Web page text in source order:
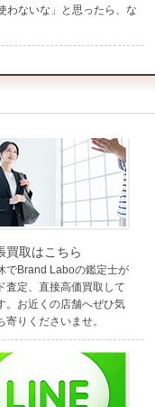
わないな」と思ったら、な
買取はこちら
でBrand Laboの鑑定士が
査定、直接高価買取して
。お近くの店舗へぜひ気
寄りくださいませ。